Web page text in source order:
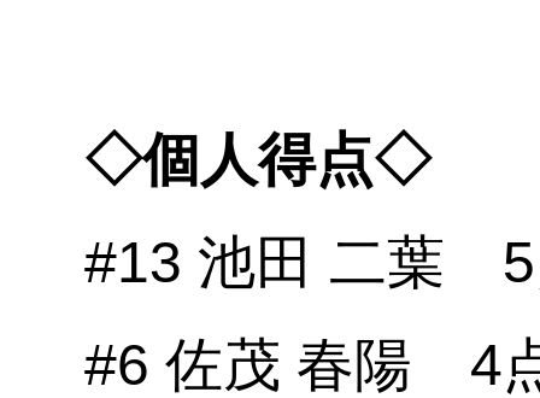
◇個人得点◇
#13 池田 二葉
#6 佐茂 春陽 4